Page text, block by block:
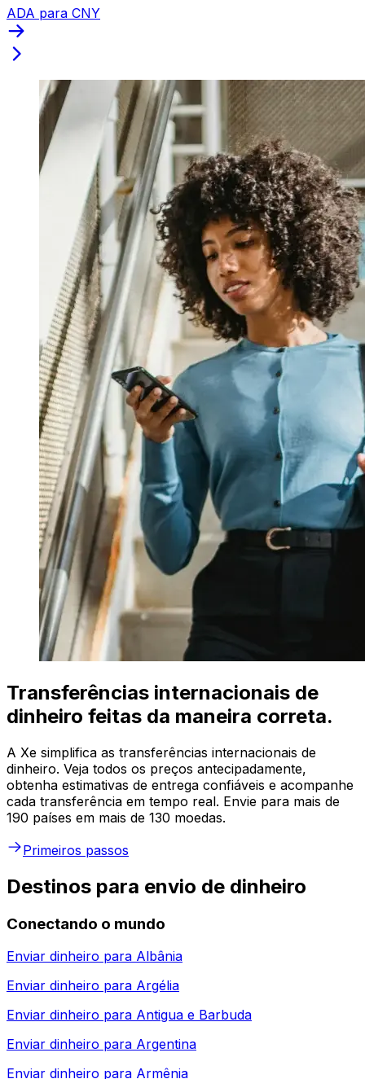
ADA para CNY
Transferências internacionais de
dinheiro feitas da maneira correta.
A Xe simplifica as transferências internacionais de
dinheiro. Veja todos os preços antecipadamente,
obtenha estimativas de entrega confiáveis e acompanhe
cada transferência em tempo real. Envie para mais de
190 países em mais de 130 moedas.
Primeiros passos
Destinos para envio de dinheiro
Conectando o mundo
Enviar dinheiro para Albânia
Enviar dinheiro para Argélia
Enviar dinheiro para Antigua e Barbuda
Enviar dinheiro para Argentina
Enviar dinheiro para Armênia